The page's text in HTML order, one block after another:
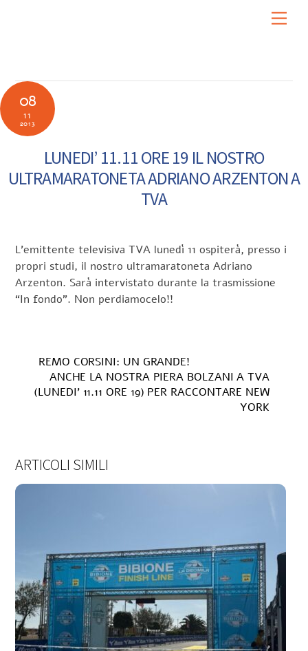
08
11
2013
LUNEDI’ 11.11 ORE 19 IL NOSTRO
ULTRAMARATONETA ADRIANO ARZENTON A
TVA
L’emittente televisiva TVA lunedì 11 ospiterà, presso i
propri studi, il nostro ultramaratoneta Adriano
Arzenton. Sarà intervistato durante la trasmissione
“In fondo”. Non perdiamocelo!!
REMO CORSINI: UN GRANDE!
ANCHE LA NOSTRA PIERA BOLZANI A TVA
(LUNEDI’ 11.11 ORE 19) PER RACCONTARE NEW
YORK
ARTICOLI SIMILI